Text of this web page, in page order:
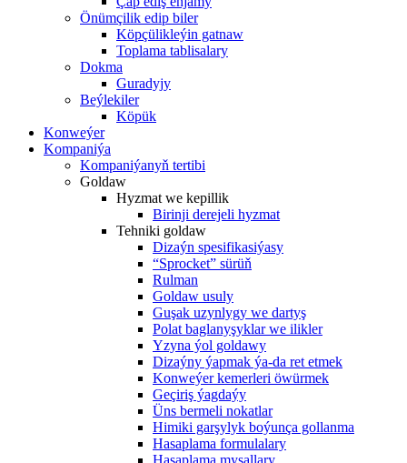
Önümçilik edip biler
Köpçülikleýin gatnaw
Toplama tablisalary
Dokma
Guradyjy
Beýlekiler
Köpük
Konweýer
Kompaniýa
Kompaniýanyň tertibi
Goldaw
Hyzmat we kepillik
Birinji derejeli hyzmat
Tehniki goldaw
Dizaýn spesifikasiýasy
“Sprocket” sürüň
Rulman
Goldaw usuly
Guşak uzynlygy we dartyş
Polat baglanyşyklar we ilikler
Yzyna ýol goldawy
Dizaýny ýapmak ýa-da ret etmek
Konweýer kemerleri öwürmek
Geçiriş ýagdaýy
Üns bermeli nokatlar
Himiki garşylyk boýunça gollanma
Hasaplama formulalary
Hasaplama mysallary